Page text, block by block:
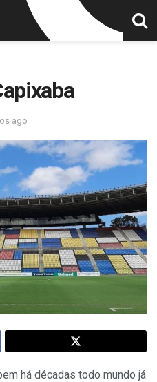
ago
há décadas todo mundo já